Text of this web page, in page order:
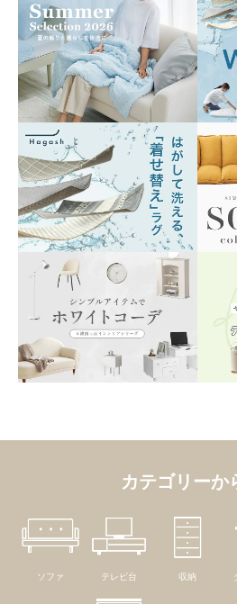
カテゴリーか
ソファ テレビ台 収納